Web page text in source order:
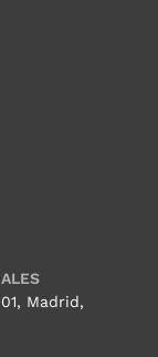
Madrid,